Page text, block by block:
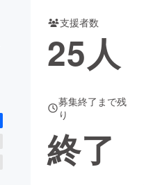
支援者数
25人
募集終了まで残
り
終了